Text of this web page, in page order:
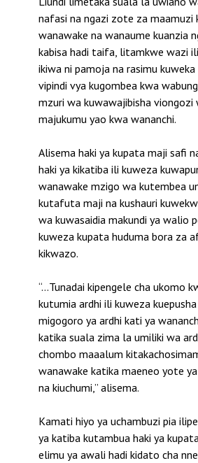
nafasi na ngazi zote za maamuzi
wanawake na wanaume kuanzia
kabisa hadi taifa, litamkwe wazi
ikiwa ni pamoja na rasimu
vipindi vya kugombea kwa
mzuri wa kuwawajibisha
majukumu yao kwa wananchi.
Alisema haki ya kupata maji safi
haki ya kikatiba ili kuweza
wanawake mzigo wa kutembea
kutafuta maji na kushauri
wa kuwasaidia makundi ya walio
kuweza kupata huduma bora za
kikwazo.
“…Tunadai kipengele cha ukomo
kutumia ardhi ili kuweza
migogoro ya ardhi kati ya
katika suala zima la umiliki wa
chombo maaalum
wanawake katika maeneo yote ya
na kiuchumi,” alisema.
Kamati hiyo ya uchambuzi pia
ya katiba kutambua haki ya
elimu ya awali hadi kidato cha